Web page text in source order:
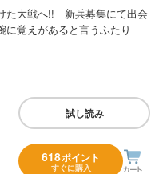
た大戦へ!! 新兵募集にて出会
に覚えがあると言うふたり
試し読み
618ポイント
すぐに購入